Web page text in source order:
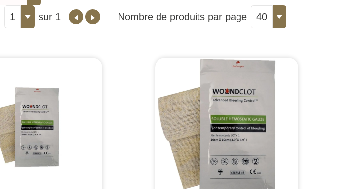
1 sur 1 Nombre de produits par page 40